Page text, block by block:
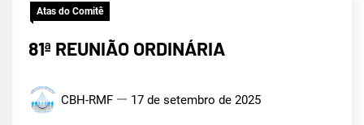
Atas do Comitê
81ª REUNIÃO ORDINÁRIA
CBH-RMF 17 de setembro de 2025